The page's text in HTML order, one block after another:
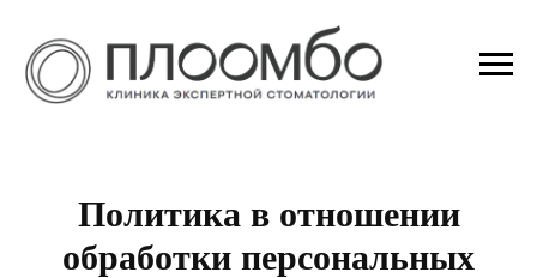
Политика в отношении
обработки персональных